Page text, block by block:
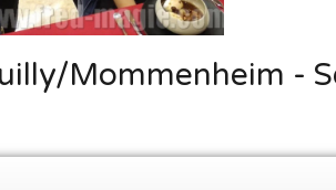
Mommenheim -